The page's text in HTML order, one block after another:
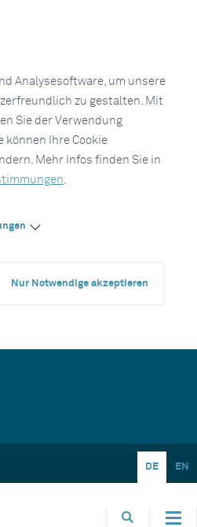
Analysesoftware, um unsere
zu gestalten. Mit
Sie der Verwendung
können Ihre Cookie
Mehr Infos finden Sie in
.
Nur Notwendige akzeptieren
DE EN